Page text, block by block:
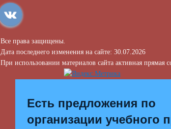
Все права защищены.
Дата последнего изменения на сайте: 30.07.2026
При использовании материалов сайта активная прямая
Есть предложения по
организации учебного